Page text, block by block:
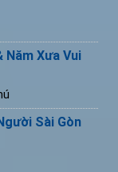
Năm Xưa Vui
Sài Gòn